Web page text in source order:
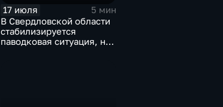
17 июля
5 мин
В Свердловской области
стабилизируется
паводковая ситуация, но